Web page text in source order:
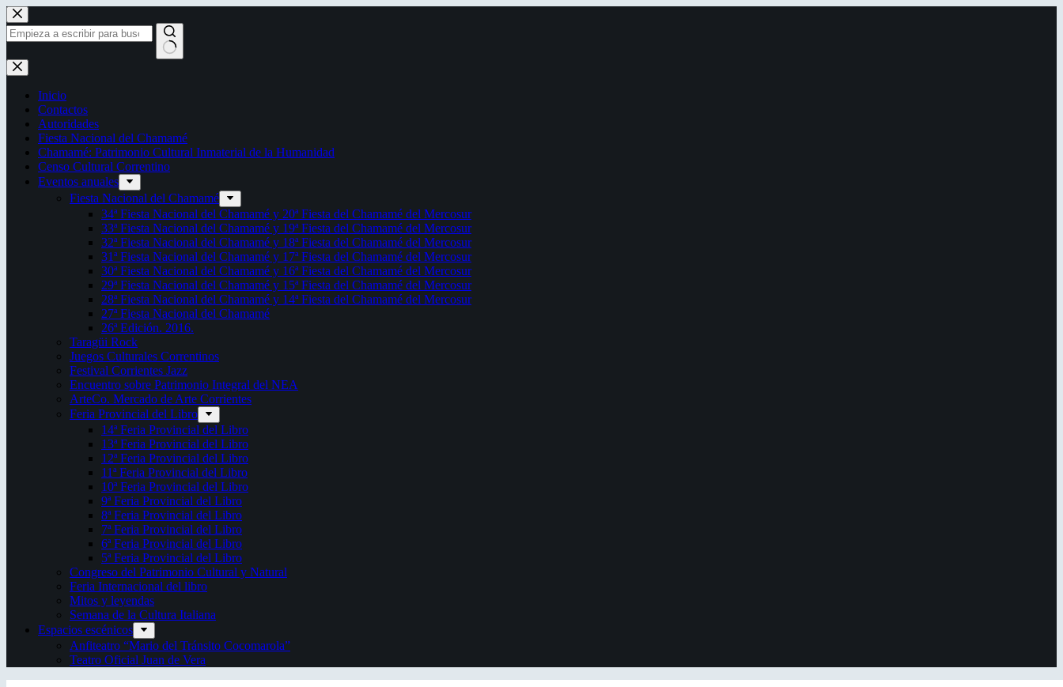
Saltar
al
contenido
Sin
resultados
Inicio
Contactos
Autoridades
Fiesta Nacional del Chamamé
Chamamé: Patrimonio Cultural Inmaterial de la Humanidad
Censo Cultural Correntino
Eventos anuales
Fiesta Nacional del Chamamé
34ª Fiesta Nacional del Chamamé y 20ª Fiesta del Chamamé del Mercosur
33ª Fiesta Nacional del Chamamé y 19ª Fiesta del Chamamé del Mercosur
32ª Fiesta Nacional del Chamamé y 18ª Fiesta del Chamamé del Mercosur
31ª Fiesta Nacional del Chamamé y 17ª Fiesta del Chamamé del Mercosur
30ª Fiesta Nacional del Chamamé y 16ª Fiesta del Chamamé del Mercosur
29ª Fiesta Nacional del Chamamé y 15ª Fiesta del Chamamé del Mercosur
28ª Fiesta Nacional del Chamamé y 14ª Fiesta del Chamamé del Mercosur
27ª Fiesta Nacional del Chamamé
26ª Edición. 2016.
Taragüi Rock
Juegos Culturales Correntinos
Festival Corrientes Jazz
Encuentro sobre Patrimonio Integral del NEA
ArteCo. Mercado de Arte Corrientes
Feria Provincial del Libro
14ª Feria Provincial del Libro
13ª Feria Provincial del Libro
12ª Feria Provincial del Libro
11ª Feria Provincial del Libro
10ª Feria Provincial del Libro
9ª Feria Provincial del Libro
8ª Feria Provincial del Libro
7ª Feria Provincial del Libro
6ª Feria Provincial del Libro
5ª Feria Provincial del Libro
Congreso del Patrimonio Cultural y Natural
Feria Internacional del libro
Mitos y leyendas
Semana de la Cultura Italiana
Espacios escénicos
Anfiteatro “Mario del Tránsito Cocomarola”
Teatro Oficial Juan de Vera